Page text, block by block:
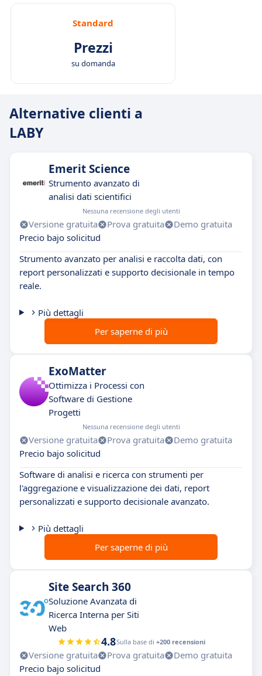
Standard
Prezzi
su domanda
Alternative clienti a
LABY
Emerit Science
Strumento avanzato di
analisi dati scientifici
Nessuna recensione degli utenti
Versione gratuita Prova gratuita
Demo gratuita
Precio bajo solicitud
Strumento avanzato per analisi e raccolta dati, con
report personalizzati e supporto decisionale in tempo
reale.
Più dettagli
Per saperne di più
ExoMatter
Ottimizza i Processi con
Software di Gestione
Progetti
Nessuna recensione degli utenti
Versione gratuita Prova gratuita
Demo gratuita
Precio bajo solicitud
Software di analisi e ricerca con strumenti per
l'aggregazione e visualizzazione dei dati, report
personalizzati e supporto decisionale avanzato.
Più dettagli
Per saperne di più
Site Search 360
Soluzione Avanzata di
Ricerca Interna per Siti
Web
4.8Sulla base di +200 recensioni
Versione gratuita Prova gratuita
Demo gratuita
Precio bajo solicitud